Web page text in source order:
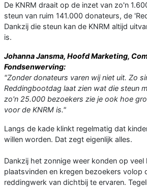
De KNRM draait op de inzet van zo'n
steun van ruim 141.000 donateurs, de
Dankzij die steun kan de KNRM altijd
is.
Johanna Jansma, Hoofd Marketing,
Fondsenwerving:
"Zonder donateurs varen wij niet uit. Zo
Reddingbootdag laat zien wat die steun
zo'n 25.000 bezoekers zie je ook hoe
voor de KNRM is."
Langs de kade klinkt regelmatig dat
willen worden. Dat zegt eigenlijk alles.
Dankzij het zonnige weer konden op
plaatsvinden en kregen bezoekers volop
reddingwerk van dichtbij te ervaren.